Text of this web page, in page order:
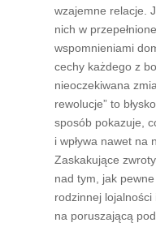
wzajemne relacje.
nich w
wspomnieniami
cechy każdego z
nieoczekiwana
rewolucje” to
sposób pokazuje,
i wpływa nawet na
Zaskakujące
nad tym, jak
rodzinnej
na poruszającą